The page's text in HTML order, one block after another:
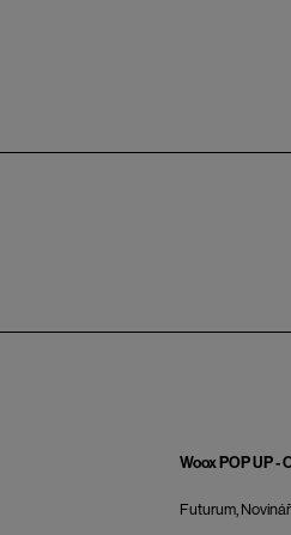
Woox POP UP -
Futurum,